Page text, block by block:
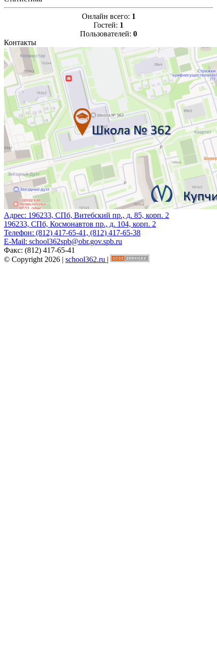
Онлайн всего: 1
Гостей: 1
Пользователей: 0
Контакты
Адрес: 196233, СПб, Витебский пр., д. 85, корп. 2
196233, СПб, Космонавтов пр., д. 104, корп. 2
Телефон: (812) 417-65-41, (812) 417-65-38
E-Mail: school362spb@obr.gov.spb.ru
Факс: (812) 417-65-41
© Copyright 2026 | school362.ru |